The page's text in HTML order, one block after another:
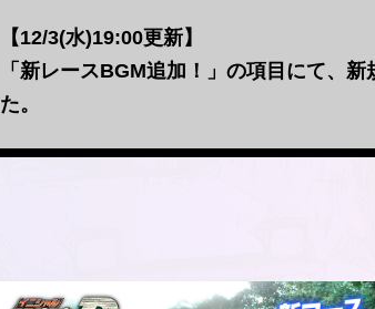
【12/3(水)19:00更新】
「新レースBGM追加！」の項目にて、
た。